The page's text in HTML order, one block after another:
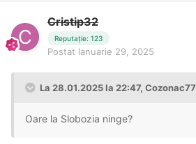
Cristip32
Reputație: 123
Postat Ianuarie 29, 2025
La 28.01.2025 la 22:47, Cozonac77
Oare la Slobozia ninge?